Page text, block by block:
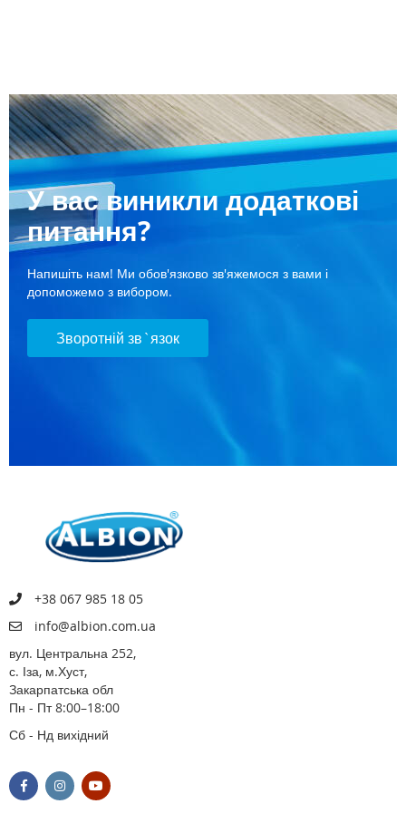
У вас виникли додаткові
питання?
Напишіть нам! Ми обов'язково зв'яжемося з вами і
допоможемо з вибором.
Зворотній зв`язок
+38 067 985 18 05
info@albion.com.ua
вул. Центральна 252,
с. Іза, м.Хуст,
Закарпатська обл
Пн - Пт 8:00–18:00
Сб - Нд вихідний